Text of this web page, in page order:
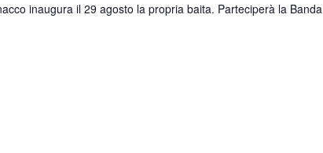
inaugura il 29 agosto la propria baita. Parteciperà la Banda